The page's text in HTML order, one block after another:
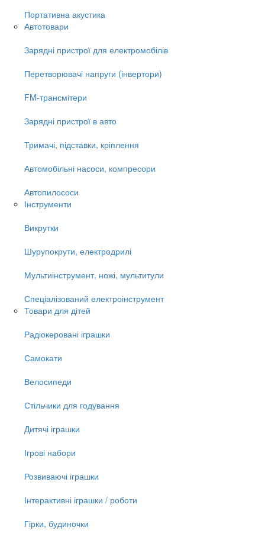
Портативна акустика
Автотовари
Зарядні пристрої для електромобілів
Перетворювачі напруги (інвертори)
FM-трансмітери
Зарядні пристрої в авто
Тримачі, підставки, кріплення
Автомобільні насоси, компресори
Автопилососи
Інструменти
Викрутки
Шурупокрути, електродрилі
Мультиінструмент, ножі, мультитули
Спеціалізований електроінструмент
Товари для дітей
Радіокеровані іграшки
Самокати
Велосипеди
Стільчики для годування
Дитячі іграшки
Ігрові набори
Розвиваючі іграшки
Інтерактивні іграшки / роботи
Гірки, будиночки